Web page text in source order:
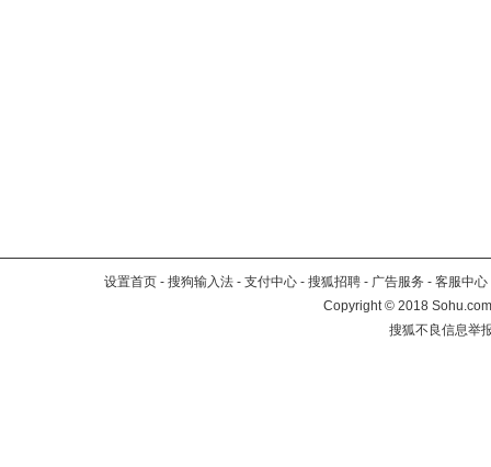
设置首页 - 搜狗输入法 - 支付中心 - 搜狐招聘 - 广告服务 - 客服中心
Copyright©2018
搜狐不良信息举